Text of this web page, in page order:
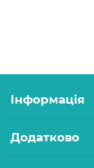
Інформація
Додатково